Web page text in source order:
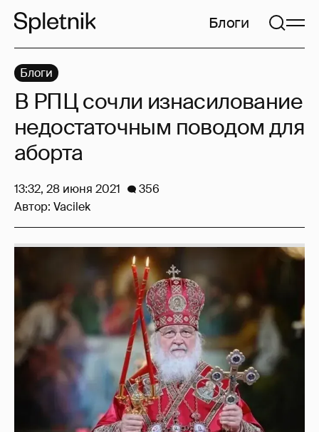
Блоги
Блоги
В РПЦ сочли изнасилование
недостаточным поводом для
аборта
13:32, 28 июня 2021
356
Автор: Vacilek